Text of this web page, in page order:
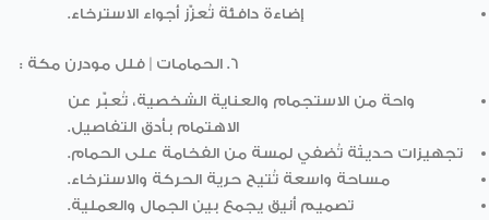
إضاءة دافئة تُعزّز أجواء الاسترخاء.
6. الحمامات | فلل مودرن مكة :
واحة من الاستجمام والعناية الشخصية، تُعبّر عن
الاهتمام بأدق التفاصيل.
تجهيزات حديثة تُضفي لمسة من الفخامة على الحمام.
مساحة واسعة تُتيح حرية الحركة والاسترخاء.
تصميم أنيق يجمع بين الجمال والعملية.